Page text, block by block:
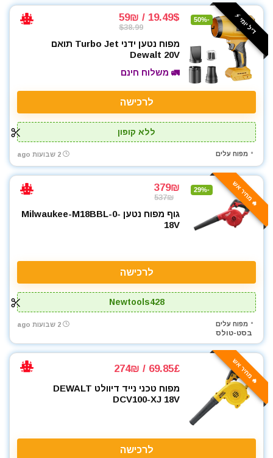
דיל יומי ⚡️ -50%
19.49$ / 59₪
$38.99
מפוח נטען ידני Turbo Jet תואם
Dewalt 20V
🚛 משלוח חינם
לרכישה
ללא קופון
מפוח עלים 2 שבועות ago
🔥 מחיר אש -29%
379₪
537₪
גוף מפוח נטען Milwaukee-M18BBL-0-
18V
לרכישה
Newtools428
מפוח עלים
בסט-טולס
2 שבועות ago
🔥 מחיר אש 69.85£ / 274₪
מפוח טכני נייד דיוולט DEWALT
DCV100-XJ 18V
לרכישה